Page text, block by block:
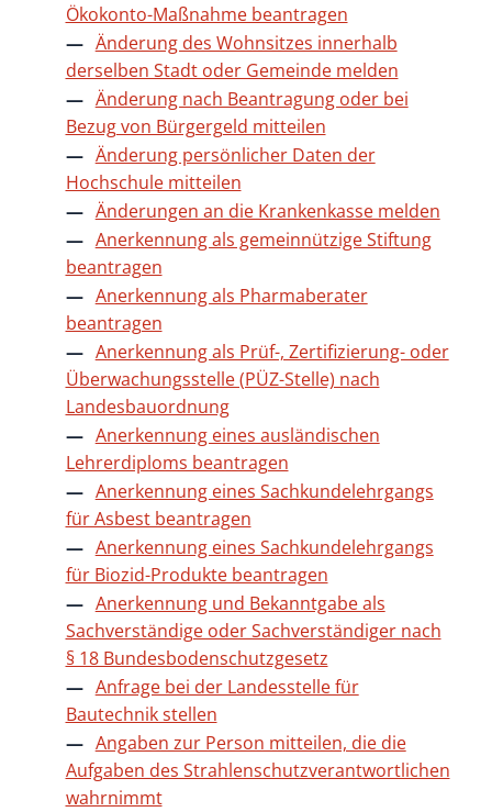
Ökokonto-Maßnahme beantragen
Änderung des Wohnsitzes innerhalb
derselben Stadt oder Gemeinde melden
Änderung nach Beantragung oder bei
Bezug von Bürgergeld mitteilen
Änderung persönlicher Daten der
Hochschule mitteilen
Änderungen an die Krankenkasse melden
Anerkennung als gemeinnützige Stiftung
beantragen
Anerkennung als Pharmaberater
beantragen
Anerkennung als Prüf-, Zertifizierung- oder
Überwachungsstelle (PÜZ-Stelle) nach
Landesbauordnung
Anerkennung eines ausländischen
Lehrerdiploms beantragen
Anerkennung eines Sachkundelehrgangs
für Asbest beantragen
Anerkennung eines Sachkundelehrgangs
für Biozid-Produkte beantragen
Anerkennung und Bekanntgabe als
Sachverständige oder Sachverständiger nach
§ 18 Bundesbodenschutzgesetz
Anfrage bei der Landesstelle für
Bautechnik stellen
Angaben zur Person mitteilen, die die
Aufgaben des Strahlenschutzverantwortlichen
wahrnimmt